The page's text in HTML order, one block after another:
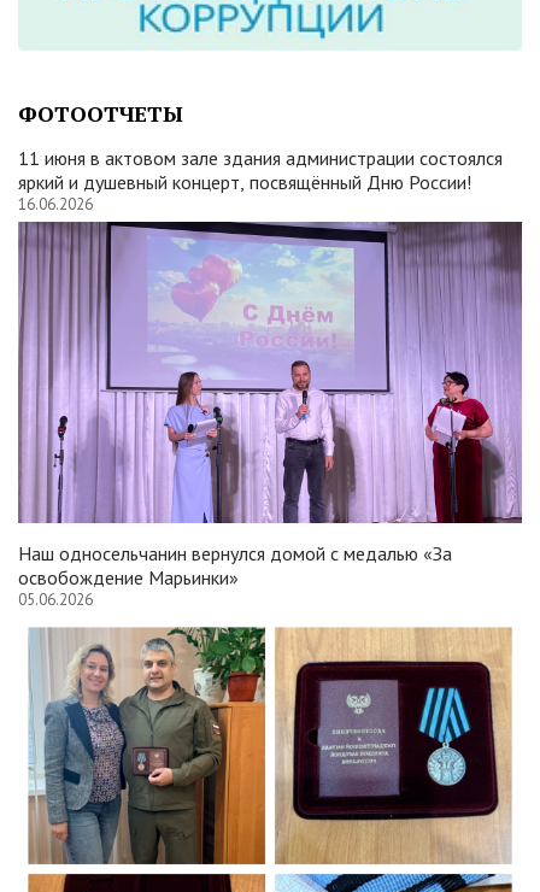
ФОТООТЧЕТЫ
11 июня в актовом зале здания администрации состоялся
яркий и душевный концерт, посвящённый Дню России!
16.06.2026
Наш односельчанин вернулся домой с медалью «За
освобождение Марьинки»
05.06.2026